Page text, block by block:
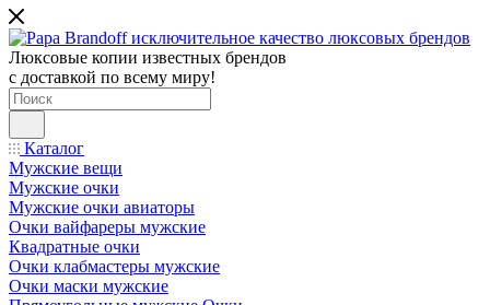
Люксовые копии известных брендов
с доставкой по всему миру!
Каталог
Мужские вещи
Мужские очки
Мужские очки авиаторы
Очки вайфареры мужские
Квадратные очки
Очки клабмастеры мужские
Очки маски мужские